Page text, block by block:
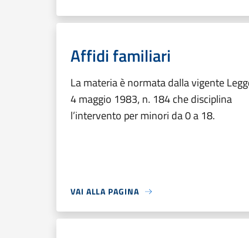
Affidi familiari
La materia è normata dalla vigente
4 maggio 1983, n. 184 che disciplina
l’intervento per minori da 0 a 18.
VAI ALLA PAGINA